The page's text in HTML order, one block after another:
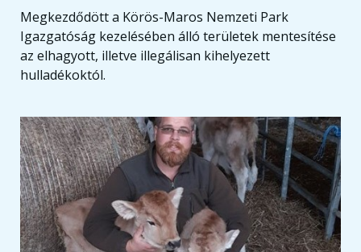
Megkezdődött a Körös-Maros Nemzeti Park
Igazgatóság kezelésében álló területek mentesítése
az elhagyott, illetve illegálisan kihelyezett
hulladékoktól.